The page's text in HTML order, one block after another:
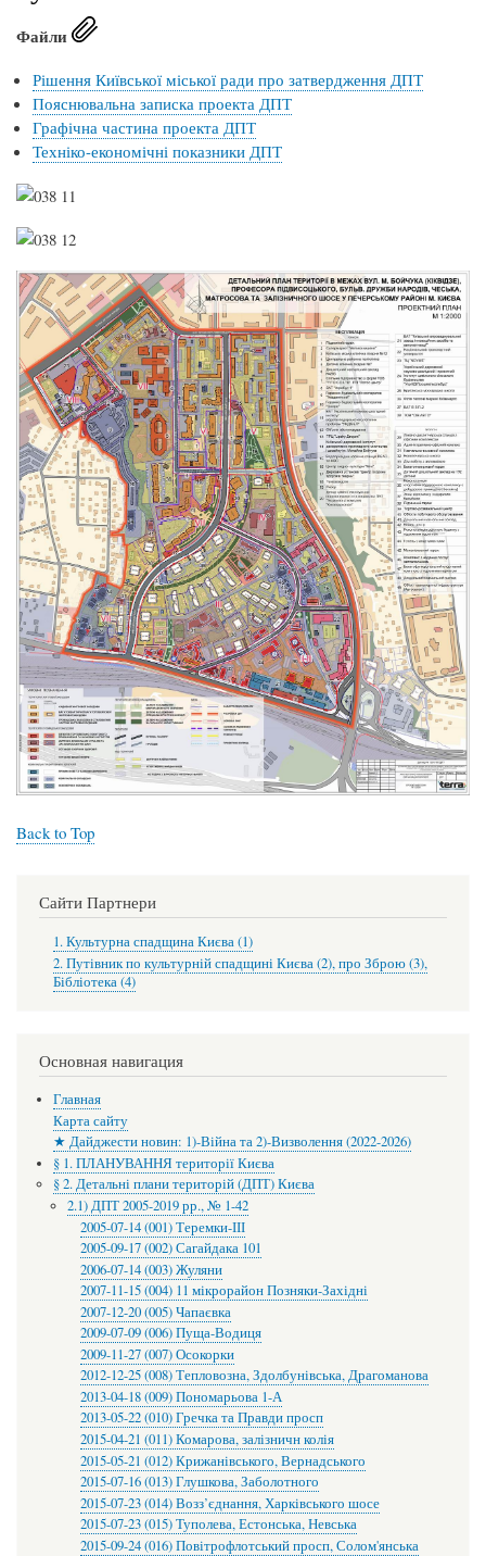
Файли
Рішення Київської міської ради про затвердження ДПТ
Пояснювальна записка проекта ДПТ
Графічна частина проекта ДПТ
Техніко-економічні показники ДПТ
Back to Top
Сайти Партнери
1. Культурна спадщина Києва (1)
2. Путівник по культурній спадщині Києва (2), про Зброю (3),
Бібліотека (4)
Основная навигация
Главная
Карта сайту
★ Дайджести новин: 1)-Війна та 2)-Визволення (2022-2026)
§ 1. ПЛАНУВАННЯ території Києва
§ 2. Детальні плани територій (ДПТ) Києва
2.1) ДПТ 2005-2019 рр., № 1-42
2005-07-14 (001) Теремки-ІІІ
2005-09-17 (002) Сагайдака 101
2006-07-14 (003) Жуляни
2007-11-15 (004) 11 мікрорайон Позняки-Західні
2007-12-20 (005) Чапаєвка
2009-07-09 (006) Пуща-Водиця
2009-11-27 (007) Осокорки
2012-12-25 (008) Тепловозна, Здолбунівська, Драгоманова
2013-04-18 (009) Пономарьова 1-А
2013-05-22 (010) Гречка та Правди просп
2015-04-21 (011) Комарова, залізничн колія
2015-05-21 (012) Крижанівського, Вернадського
2015-07-16 (013) Глушкова, Заболотного
2015-07-23 (014) Возз’єднання, Харківського шосе
2015-07-23 (015) Туполева, Естонська, Невська
2015-09-24 (016) Повітрофлотський просп, Солом'янська